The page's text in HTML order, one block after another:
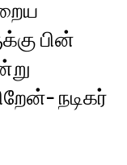
பின்
நடிகர்